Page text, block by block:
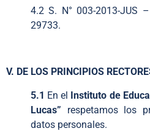
4.2 S. N° 003-2013-JUS
29733.
V. DE LOS PRINCIPIOS
5.1 En el Instituto de
Lucas” respetamos los
datos personales.